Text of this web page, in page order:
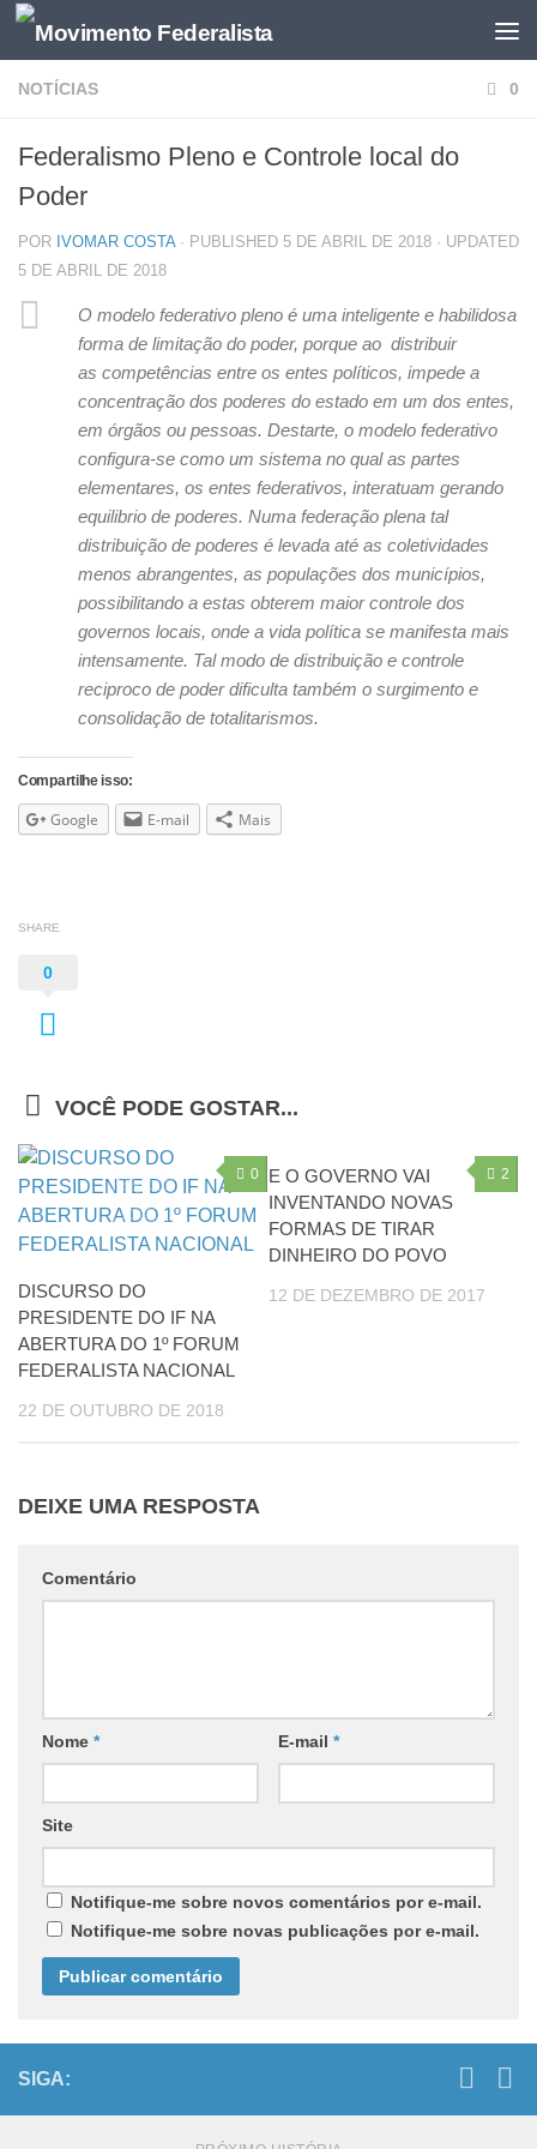
NOTÍCIAS 0
Federalismo Pleno e Controle local do
Poder
POR IVOMAR COSTA · PUBLISHED 5 DE ABRIL DE 2018 · UPDATED
5 DE ABRIL DE 2018
O modelo federativo pleno é uma inteligente e habilidosa
forma de limitação do poder, porque ao distribuir
as competências entre os entes políticos, impede a
concentração dos poderes do estado em um dos entes,
em órgãos ou pessoas. Destarte, o modelo federativo
configura-se como um sistema no qual as partes
elementares, os entes federativos, interatuam gerando
equilibrio de poderes. Numa federação plena tal
distribuição de poderes é levada até as coletividades
menos abrangentes, as populações dos municípios,
possibilitando a estas obterem maior controle dos
governos locais, onde a vida política se manifesta mais
intensamente. Tal modo de distribuição e controle
reciproco de poderdificulta também o surgimento e
consolidação de totalitarismos.
Compartilhe isso:
Google E-mail Mais
SHARE
0
VOCÊ PODE GOSTAR...
0
DISCURSO DO
PRESIDENTE DO IF NA
ABERTURA DO 1º FORUM
FEDERALISTA NACIONAL
22 DE OUTUBRO DE 2018
2
E O GOVERNO VAI
INVENTANDO NOVAS
FORMAS DE TIRAR
DINHEIRO DO POVO
12 DE DEZEMBRO DE 2017
DEIXE UMA RESPOSTA
Comentário
Nome * E-mail *
Site
Notifique-me sobre novos comentários por e-mail.
Notifique-me sobre novas publicações por e-mail.
SIGA: